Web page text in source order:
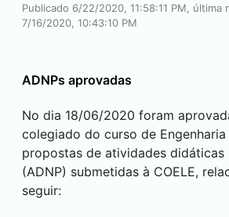
Publicado 6/22/2020, 11:58:11 PM, última
7/16/2020, 10:43:10 PM
ADNPs aprovadas
No dia 18/06/2020 foram
colegiado do curso de
propostas de atividades didáticas
(ADNP) submetidas à COELE,
seguir: